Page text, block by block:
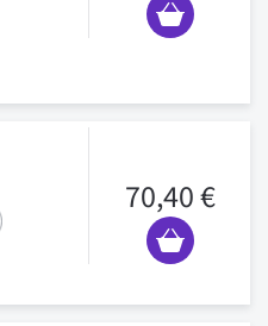
70,40 €